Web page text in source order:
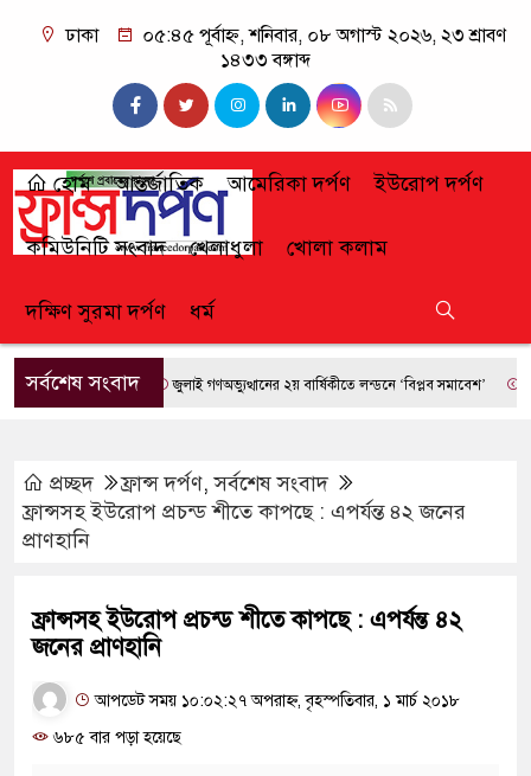
ঢাকা
০৫:৪৫ পূর্বাহ্ন, শনিবার, ০৮ অগাস্ট ২০২৬, ২৩ শ্রাবণ
১৪৩৩ বঙ্গাব্দ
হোম আন্তর্জাতিক আমেরিকা দর্পণ ইউরোপ দর্পণ
কমিউনিটি সংবাদ খেলাধুলা খোলা কলাম
দক্ষিণ সুরমা দর্পণ ধর্ম
সর্বশেষ সংবাদজুলাই গণঅভ্যুত্থানের ২য় বার্ষিকীতে লন্ডনে ‘বিপ্লব সমাবেশ’ ফ্রান্সে
প্রচ্ছদ ফ্রান্স দর্পণ,সর্বশেষ সংবাদ
ফ্রান্সসহ ইউরোপ প্রচন্ড শীতে কাপছে : এপর্যন্ত ৪২ জনের
প্রাণহানি
ফ্রান্সসহ ইউরোপ প্রচন্ড শীতে কাপছে : এপর্যন্ত ৪২
জনের প্রাণহানি
আপডেট সময় ১০:০২:২৭ অপরাহ্ন, বৃহস্পতিবার, ১ মার্চ ২০১৮
৬৮৫ বার পড়া হয়েছে